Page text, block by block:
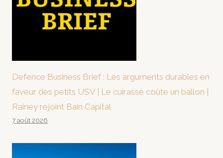
Defence Business Brief : Les arguments durables en
faveur des petits USV | Le cuirassé coûte un ballon |
Rainey rejoint Bain Capital
7 août 2026